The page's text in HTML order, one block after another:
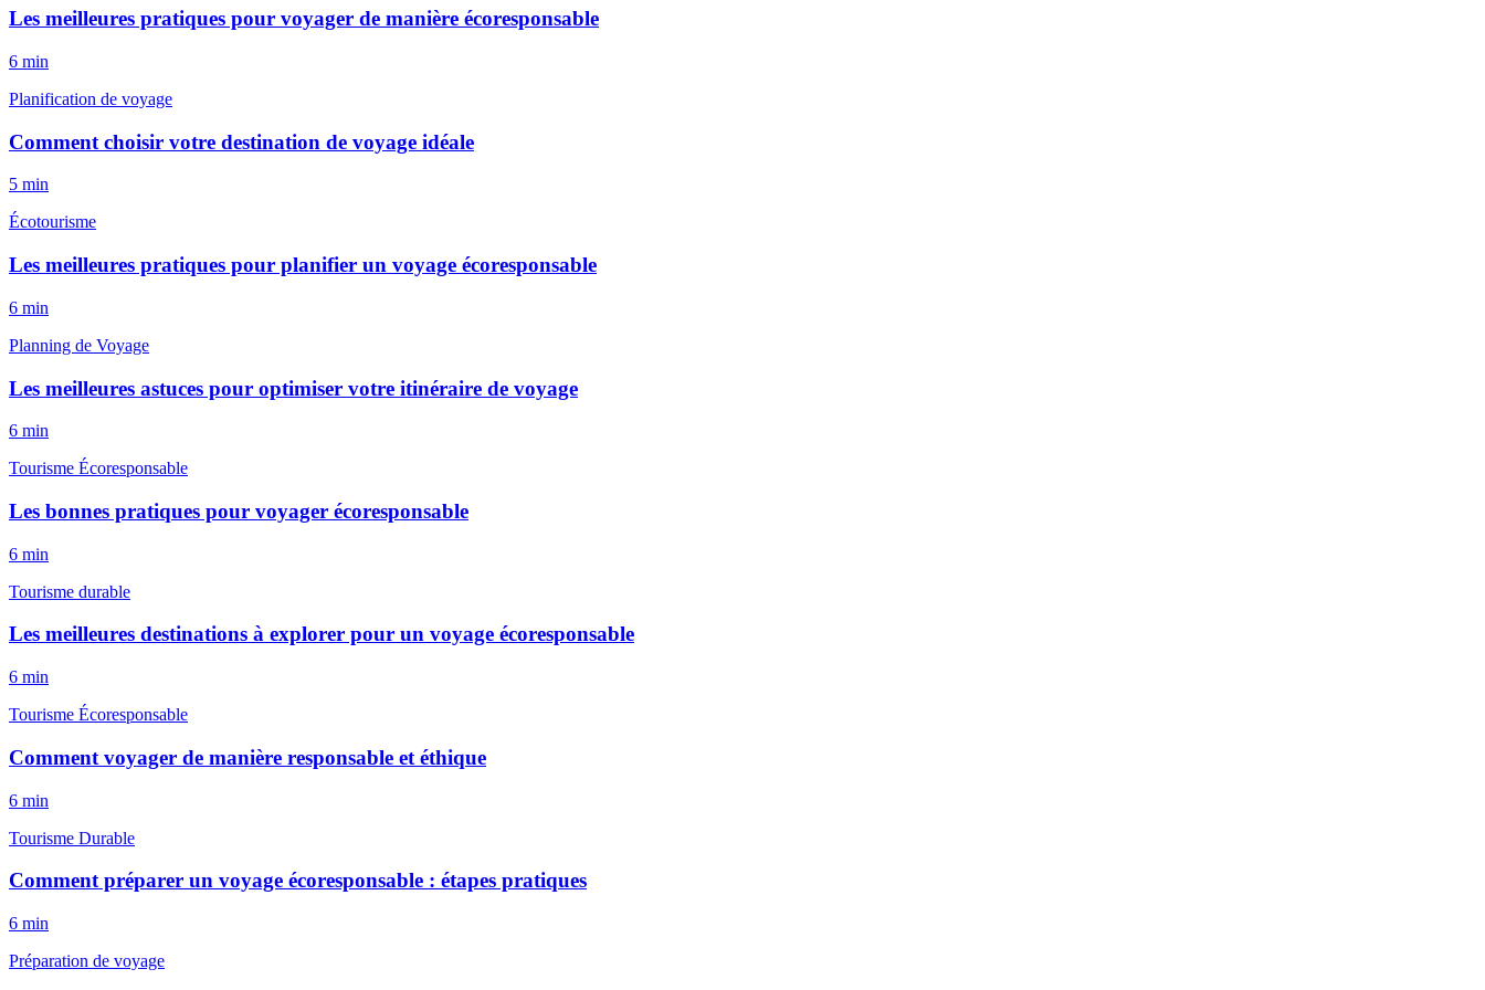
Les meilleures pratiques pour voyager de manière écoresponsable
6 min
Planification de voyage
Comment choisir votre destination de voyage idéale
5 min
Écotourisme
Les meilleures pratiques pour planifier un voyage écoresponsable
6 min
Planning de Voyage
Les meilleures astuces pour optimiser votre itinéraire de voyage
6 min
Tourisme Écoresponsable
Les bonnes pratiques pour voyager écoresponsable
6 min
Tourisme durable
Les meilleures destinations à explorer pour un voyage écoresponsable
6 min
Tourisme Écoresponsable
Comment voyager de manière responsable et éthique
6 min
Tourisme Durable
Comment préparer un voyage écoresponsable : étapes pratiques
6 min
Préparation de voyage